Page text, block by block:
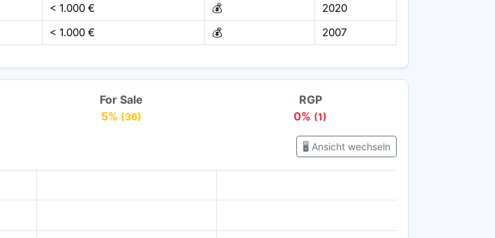
< 1.000 € 💰
2020
< 1.000 € 💰 2007
For Sale
5% (36)
RGP
0% (1)
🖥️ Ansicht wechseln